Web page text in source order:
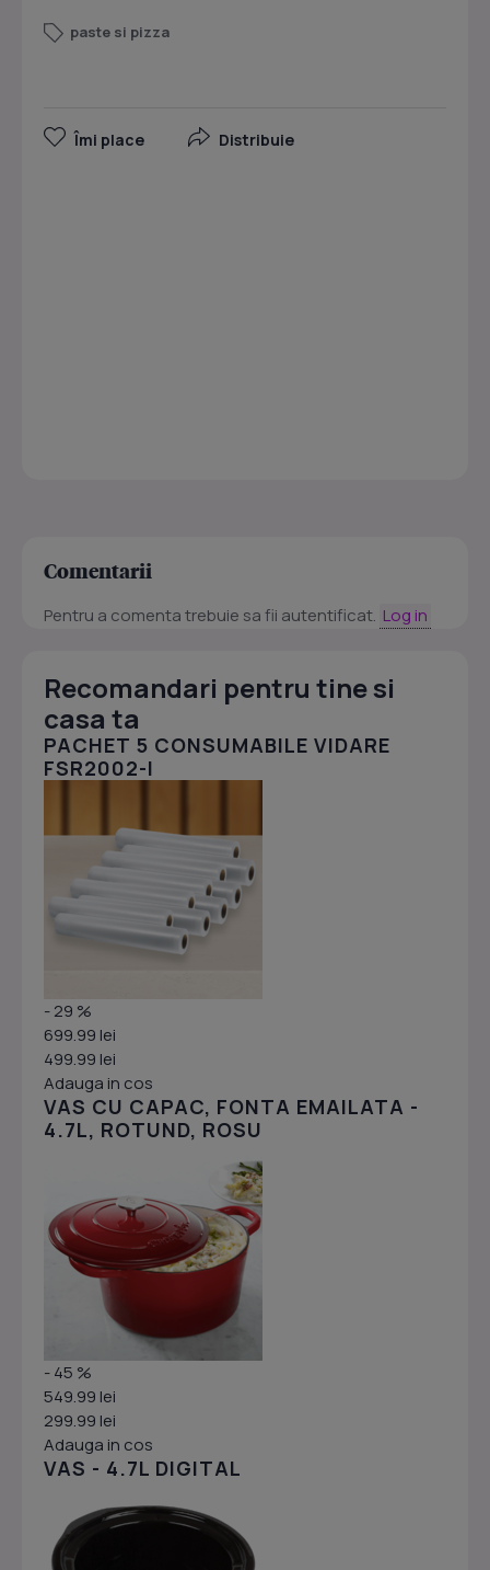
paste si pizza
Îmi place Distribuie
Comentarii
Pentru a comenta trebuie sa fii autentificat. Log in
Recomandari pentru tine si
casa ta
PACHET 5 CONSUMABILE VIDARE
FSR2002-I
- 29 %
699.99 lei
499.99 lei
Adauga in cos
VAS CU CAPAC, FONTA EMAILATA -
4.7L, ROTUND, ROSU
- 45 %
549.99 lei
299.99 lei
Adauga in cos
VAS - 4.7L DIGITAL